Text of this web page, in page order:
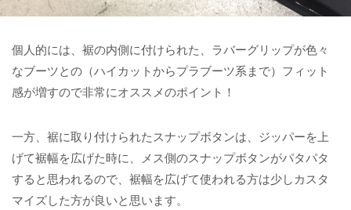
個人的には、裾の内側に付けられた、ラバーグリップが色々
なブーツとの（ハイカットからプラブーツ系まで）フィット
感が増すので非常にオススメのポイント！
一方、裾に取り付けられたスナップボタンは、ジッパーを上
げて裾幅を広げた時に、メス側のスナップボタンがパタパタ
すると思われるので、裾幅を広げて使われる方は少しカスタ
マイズした方が良いと思います。